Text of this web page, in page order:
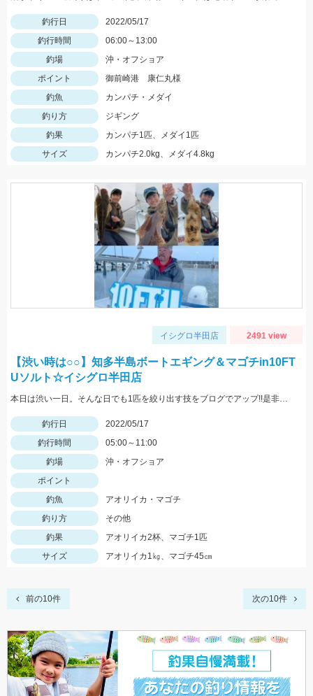
釣行日
2022/05/17
釣行時間
06:00～13:00
釣場
沖・オフショア
ポイント
御前崎港 康仁丸様
釣魚
カンパチ・メダイ
釣り方
ジギング
釣果
カンパチ1匹、メダイ1匹
サイズ
カンパチ2.0kg、メダイ4.8kg
イシグロ半田店 2491 view
【渋い時は○○】知多半島ボートエギング＆マゴチin10FT
Uソルト☆イシグロ半田店
本日は渋い一日。そんな日でも1匹を絞り出す技をブログでアップ!!是非ご覧ください。
釣行日
2022/05/17
釣行時間
05:00～11:00
釣場
沖・オフショア
ポイント
釣魚
アオリイカ・マゴチ
釣り方
その他
釣果
アオリイカ2杯、マゴチ1匹
サイズ
アオリイカ1㎏、マゴチ45㎝
前の10件 次の10件